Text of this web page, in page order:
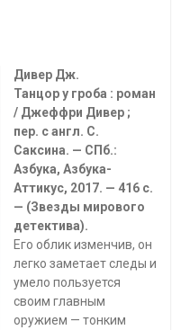
Дивер Дж.
Танцор у гроба : роман
/ Джеффри Дивер ;
пер. с англ. С.
Саксина. — СПб.:
Азбука, Азбука-
Аттикус, 2017. — 416 с.
— (Звезды мирового
детектива).
Его облик изменчив, он
легко заметает следы и
умело пользуется
своим главным
оружием — тонким